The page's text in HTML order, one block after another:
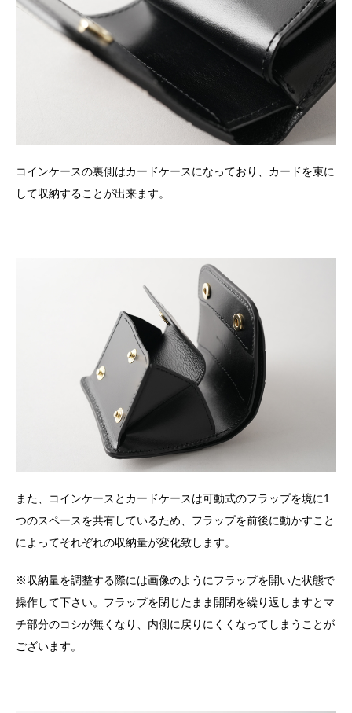
コインケースの裏側はカードケースになっており、カードを束に
して収納することが出来ます。
また、コインケースとカードケースは可動式のフラップを境に1
つのスペースを共有しているため、フラップを前後に動かすこと
によってそれぞれの収納量が変化致します。
※収納量を調整する際には画像のようにフラップを開いた状態で
操作して下さい。フラップを閉じたまま開閉を繰り返しますとマ
チ部分のコシが無くなり、内側に戻りにくくなってしまうことが
ございます。